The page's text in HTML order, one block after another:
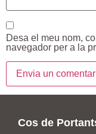
Desa el meu nom,
navegador per a la
Cos de